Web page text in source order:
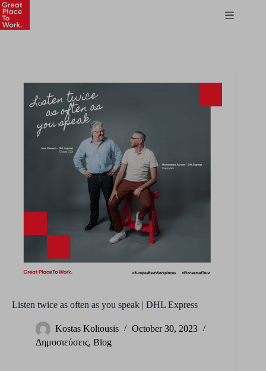
Listen twice as often as you speak | DHL Express
Kostas Koliousis
October 30, 2023
Δημοσιεύσεις, Blog